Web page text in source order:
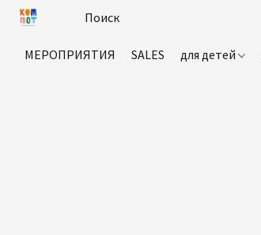
МЕРОПРИЯТИЯ SALES для детей